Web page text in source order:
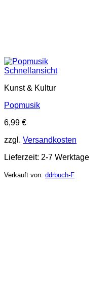
Schnellansicht
Kunst & Kultur
Popmusik
6,99 €
zzgl. Versandkosten
Lieferzeit: 2-7 Werktage
Verkauft von: ddrbuch-F